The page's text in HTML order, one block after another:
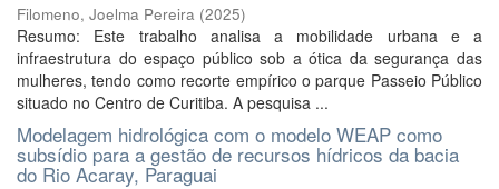
Filomeno, Joelma Pereira (2025)
Resumo: Este trabalho analisa a mobilidade urbana e a
infraestrutura do espaço público sob a ótica da segurança das
mulheres, tendo como recorte empírico o parque Passeio Público
situado no Centro de Curitiba. A pesquisa ...
Modelagem hidrológica com o modelo WEAP como
subsídio para a gestão de recursos hídricos da bacia
do Rio Acaray, Paraguai